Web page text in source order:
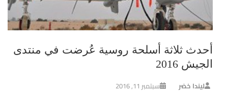
أحدث ثلاثة أسلحة روسية عُرضت في منتدى
الجيش 2016
ليندا خضر سبتمبر 11, 2016